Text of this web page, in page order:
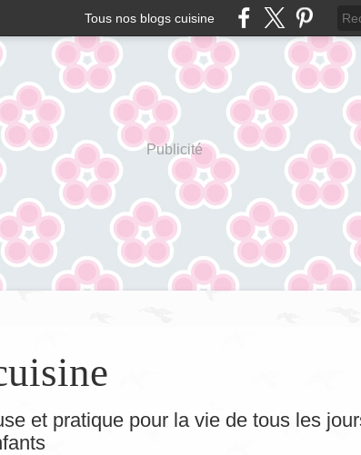
Tous nos blogs cuisine
Publicité
et pratique pour la vie de tous les